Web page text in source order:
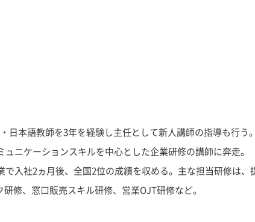
日本語教師を3年を経験し主任として新人講師の指導も行
ニケーションスキルを中心とした企業研修の講師に奔走。
入社2ヵ月後、全国2位の成績を収める。主な担当研修は
修、窓口販売スキル研修、営業OJT研修など。